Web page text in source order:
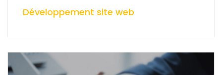
Développement site web